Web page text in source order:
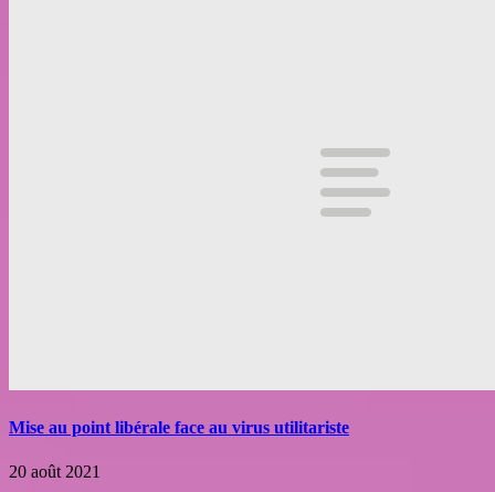
Mise au point libérale face au virus utilitariste
20 août 2021